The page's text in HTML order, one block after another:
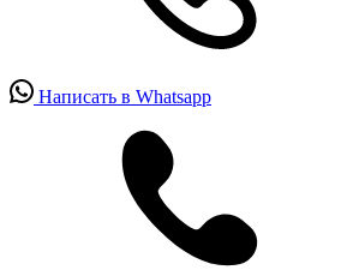
Написать в Whatsapp